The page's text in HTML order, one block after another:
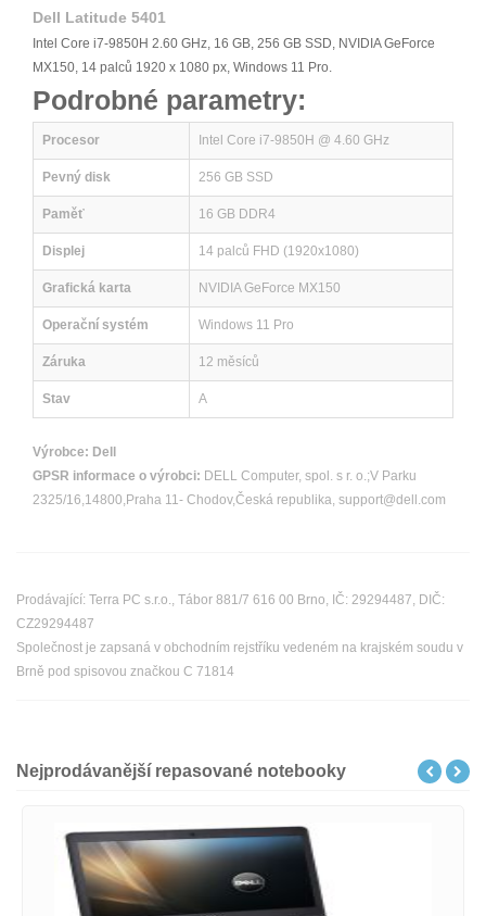
Dell Latitude 5401
Intel Core i7-9850H 2.60 GHz, 16 GB, 256 GB SSD, NVIDIA GeForce
MX150, 14 palců 1920 x 1080 px, Windows 11 Pro.
Podrobné parametry:
Procesor Intel Core i7-9850H @ 4.60 GHz
Pevný disk 256 GB SSD
Paměť 16 GB DDR4
Displej 14 palců FHD (1920x1080)
Grafická karta NVIDIA GeForce MX150
Operační systém Windows 11 Pro
Záruka 12 měsíců
Stav A
Výrobce: Dell
GPSR informace o výrobci: DELL Computer, spol. s r. o.;V Parku
2325/16,14800,Praha 11- Chodov,Česká republika, support@dell.com
Prodávající: Terra PC s.r.o., Tábor 881/7 616 00 Brno, IČ: 29294487, DIČ:
CZ29294487
Společnost je zapsaná v obchodním rejstříku vedeném na krajském soudu v
Brně pod spisovou značkou C 71814
Nejprodávanější repasované notebooky